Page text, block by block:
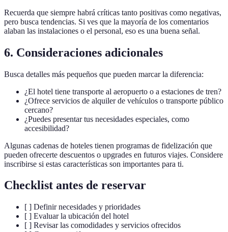
Recuerda que siempre habrá críticas tanto positivas como negativas,
pero busca tendencias. Si ves que la mayoría de los comentarios
alaban las instalaciones o el personal, eso es una buena señal.
6. Consideraciones adicionales
Busca detalles más pequeños que pueden marcar la diferencia:
¿El hotel tiene transporte al aeropuerto o a estaciones de tren?
¿Ofrece servicios de alquiler de vehículos o transporte público
cercano?
¿Puedes presentar tus necesidades especiales, como
accesibilidad?
Algunas cadenas de hoteles tienen programas de fidelización que
pueden ofrecerte descuentos o upgrades en futuros viajes. Considere
inscribirse si estas características son importantes para ti.
Checklist antes de reservar
[ ] Definir necesidades y prioridades
[ ] Evaluar la ubicación del hotel
[ ] Revisar las comodidades y servicios ofrecidos